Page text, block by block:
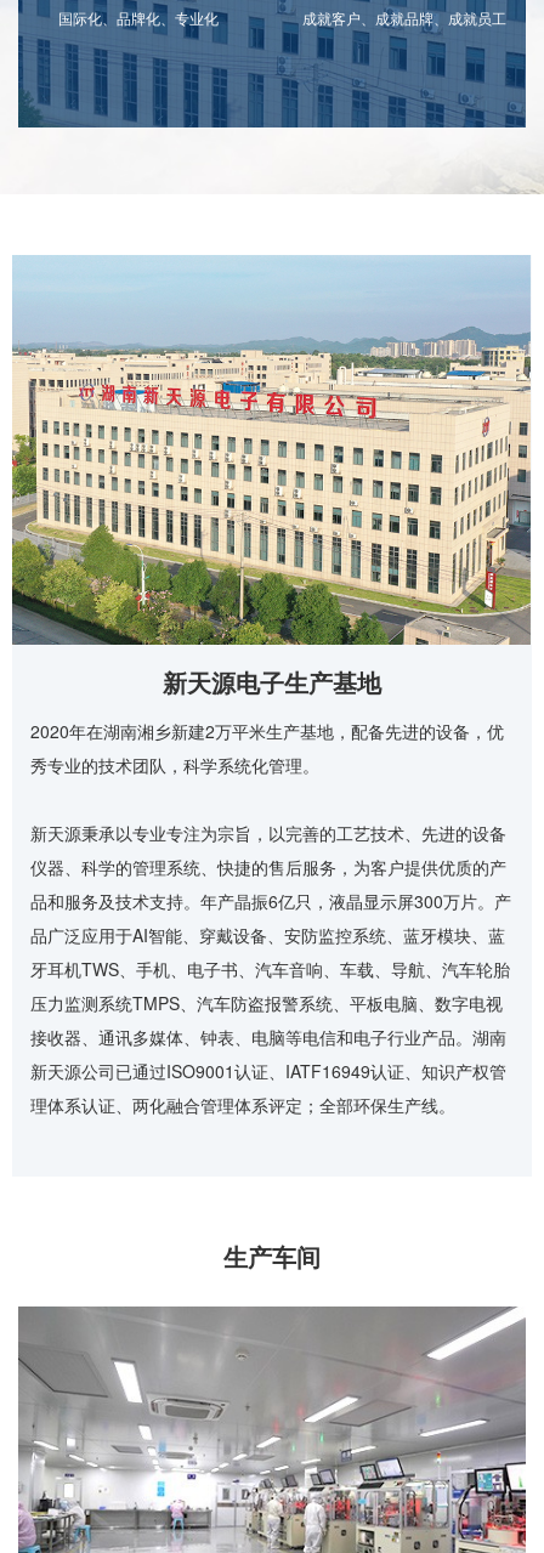
国际化、品牌化、专业化 成就客户、成就品牌、成就员工
新天源电子生产基地
2020年在湖南湘乡新建2万平米生产基地，配备先进的设备，优
秀专业的技术团队，科学系统化管理。
新天源秉承以专业专注为宗旨，以完善的工艺技术、先进的设备
仪器、科学的管理系统、快捷的售后服务，为客户提供优质的产
品和服务及技术支持。年产晶振6亿只，液晶显示屏300万片。产
品广泛应用于AI智能、穿戴设备、安防监控系统、蓝牙模块、蓝
牙耳机TWS、手机、电子书、汽车音响、车载、导航、汽车轮胎
压力监测系统TMPS、汽车防盗报警系统、平板电脑、数字电视
接收器、通讯多媒体、钟表、电脑等电信和电子行业产品。湖南
新天源公司已通过ISO9001认证、IATF16949认证、知识产权管
理体系认证、两化融合管理体系评定；全部环保生产线。
生产车间